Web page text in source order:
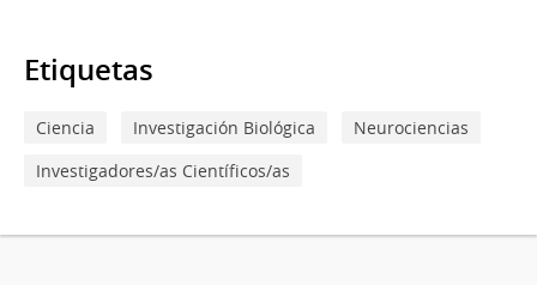
Etiquetas
Ciencia Investigación Biológica
Neurociencias
Investigadores/as Científicos/as